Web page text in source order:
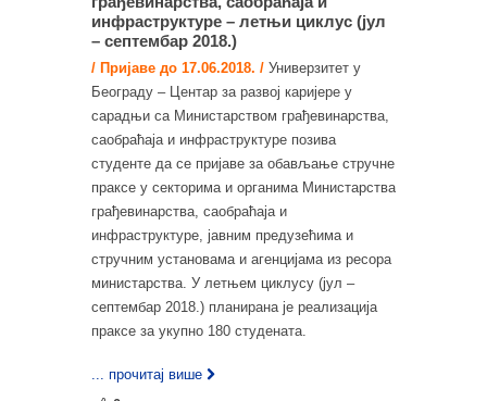
инфраструктуре – летњи циклус (јул
– септембар 2018.)
/ Пријаве до 17.06.2018. / Универзитет у
Београду – Центар за развој каријере у
сарадњи са Министарством грађевинарства,
саобраћаја и инфраструктуре позива
студенте да се пријаве за обављање стручне
праксе у секторима и органима Министарства
грађевинарства, саобраћаја и
инфраструктуре, јавним предузећима и
стручним установама и агенцијама из ресора
министарства. У летњем циклусу (јул –
септембар 2018.) планирана је реализација
праксе за укупно 180 студената.
... прочитај више